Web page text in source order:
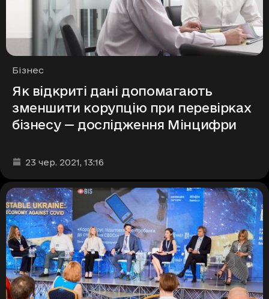
Рубрики
Бізнес
Як відкриті дані допомагають
зменшити корупцію при перевірках
бізнесу — дослідження Мінцифри
Дата та час публікації
23 чер. 2021, 13:16